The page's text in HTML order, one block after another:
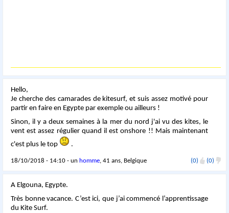
Hello,
Je cherche des camarades de kitesurf, et suis assez motivé pour
partir en faire en Egypte par exemple ou ailleurs !
Sinon, il y a deux semaines à la mer du nord j'ai vu des kites, le
vent est assez régulier quand il est onshore !! Mais maintenant
c'est plus le top
.
18/10/2018 - 14:10 - un homme, 41 ans, Belgique (0) (0)
A Elgouna, Egypte.
Très bonne vacance. C’est ici, que j’ai commencé l’apprentissage
du Kite Surf.